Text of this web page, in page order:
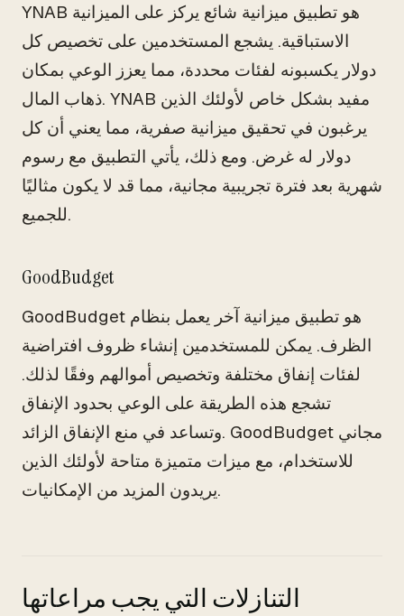
YNAB هو تطبيق ميزانية شائع يركز على الميزانية
الاستباقية. يشجع المستخدمين على تخصيص كل
دولار يكسبونه لفئات محددة، مما يعزز الوعي بمكان
ذهاب المال. YNAB مفيد بشكل خاص لأولئك الذين
يرغبون في تحقيق ميزانية صفرية، مما يعني أن كل
دولار له غرض. ومع ذلك، يأتي التطبيق مع رسوم
شهرية بعد فترة تجريبية مجانية، مما قد لا يكون مثاليًا
للجميع.
GoodBudget
GoodBudget هو تطبيق ميزانية آخر يعمل بنظام
الظرف. يمكن للمستخدمين إنشاء ظروف افتراضية
لفئات إنفاق مختلفة وتخصيص أموالهم وفقًا لذلك.
تشجع هذه الطريقة على الوعي بحدود الإنفاق
وتساعد في منع الإنفاق الزائد. GoodBudget مجاني
للاستخدام، مع ميزات متميزة متاحة لأولئك الذين
يريدون المزيد من الإمكانيات.
التنازلات التي يجب مراعاتها